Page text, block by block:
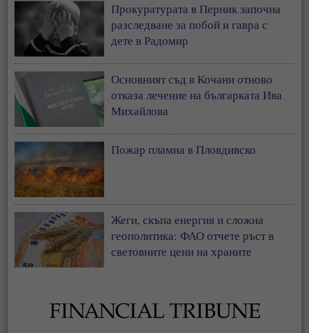
Прокуратурата в Перник започна
разследване за побой и гавра с
дете в Радомир
Основният съд в Кочани отново
отказа лечение на българката Ива
Михайлова
Пожар пламна в Пловдивско
Жеги, скъпа енергия и сложна
геополитика: ФАО отчете ръст в
световните цени на храните